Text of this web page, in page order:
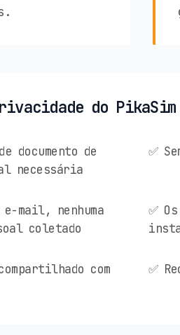
do
documento de
necessária
✅
e-mail, nenhuma
coletado
✅
com
✅